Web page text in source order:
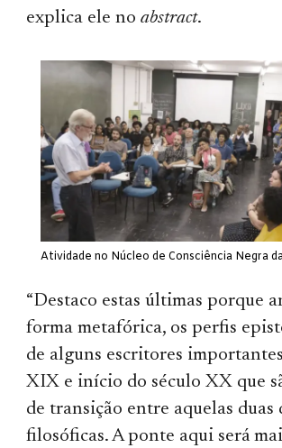
explica ele noabstract.
Atividade no Núcleo de Consciência Negra
“Destaco estas últimas porque
forma metafórica, os perfis
de alguns escritores
XIX e início do século XX que
de transição entre aquelas duas
filosóficas. A ponte aqui será